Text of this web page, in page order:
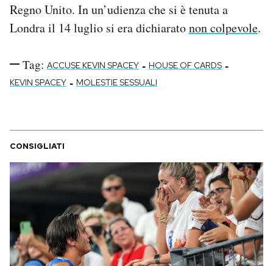
Regno Unito. In un’udienza che si è tenuta a
Londra il 14 luglio si era dichiaratonon colpevole.
Tag: ACCUSE KEVIN SPACEY - HOUSE OF CARDS -
KEVIN SPACEY - MOLESTIE SESSUALI
CONSIGLIATI